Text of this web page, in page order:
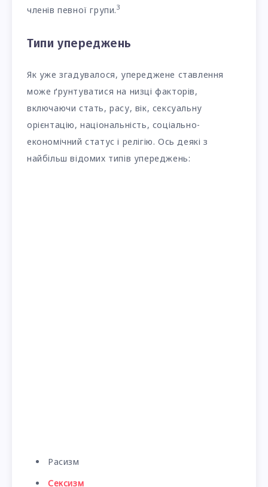
членів певної групи.3
Типи упереджень
Як уже згадувалося, упереджене ставлення
може ґрунтуватися на низці факторів,
включаючи стать, расу, вік, сексуальну
орієнтацію, національність, соціально-
економічний статус і релігію. Ось деякі з
найбільш відомих типів упереджень:
Расизм
Сексизм